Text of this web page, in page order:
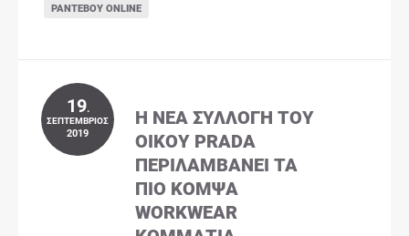
ΡΑΝΤΕΒΟΎ ONLINE
19.
ΣΕΠΤΈΜΒΡΙΟΣ
2019
Η ΝΈΑ ΣΥΛΛΟΓΉ ΤΟΥ
ΟΊΚΟΥ PRADA
ΠΕΡΙΛΑΜΒΆΝΕΙ ΤΑ
ΠΙΟ ΚΟΜΨΆ
WORKWEAR